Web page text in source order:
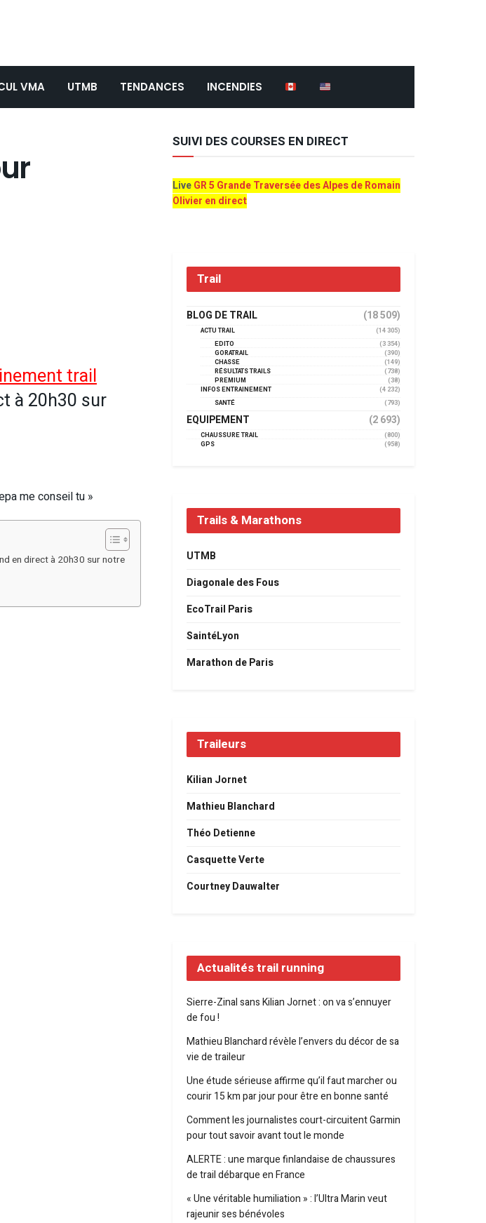
VMA UTMB TENDANCES INCENDIES
trail
à 20h30 sur
me conseil tu »
en direct à 20h30 sur notre
SUIVI DES COURSES EN DIRECT
LiveGR 5 Grande Traversée des Alpes de Romain
Olivier en direct
Trail
BLOG DE TRAIL (18 509)
ACTU TRAIL
(14 305)
EDITO
(3 354)
GORATRAIL
(390)
CHASSE
(149)
RÉSULTATS TRAILS
(738)
PREMIUM
(38)
INFOS ENTRAINEMENT
(4 232)
SANTÉ
(793)
EQUIPEMENT (2 693)
CHAUSSURE TRAIL
(800)
GPS
(958)
Trails & Marathons
UTMB
Diagonale des Fous
EcoTrail Paris
SaintéLyon
Marathon de Paris
Traileurs
Kilian Jornet
Mathieu Blanchard
Théo Detienne
Casquette Verte
Courtney Dauwalter
Actualités trail running
Sierre-Zinal sans Kilian Jornet : on va s’ennuyer
de fou !
Mathieu Blanchard révèle l’envers du décor de sa
vie de traileur
Une étude sérieuse affirme qu’il faut marcher ou
courir 15 km par jour pour être en bonne santé
Comment les journalistes court-circuitent Garmin
pour tout savoir avant tout le monde
ALERTE : une marque finlandaise de chaussures
de trail débarque en France
« Une véritable humiliation » : l’Ultra Marin veut
rajeunir ses bénévoles